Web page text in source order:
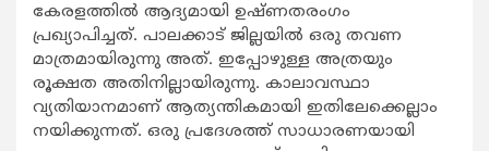
കേരളത്തില്‍ ആദ്യമായി ഉഷ്ണതരംഗം
പ്രഖ്യാപിച്ചത്. പാലക്കാട് ജില്ലയില്‍ ഒരു തവണ
മാത്രമായിരുന്നു അത്. ഇപ്പോഴുള്ള അത്രയും
രൂക്ഷത അതിനില്ലായിരുന്നു. കാലാവസ്ഥാ
വ്യതിയാനമാണ് ആത്യന്തികമായി ഇതിലേക്കെല്ലാം
നയിക്കുന്നത്. ഒരു പ്രദേശത്ത് സാധാരണയായി